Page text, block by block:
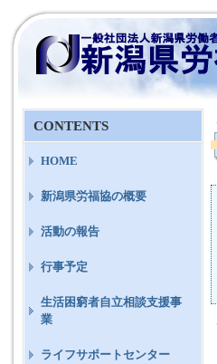
CONTENTS
HOME
新潟県労福協の概要
活動の報告
行事予定
生活困窮者自立相談支援事
業
ライフサポートセンター